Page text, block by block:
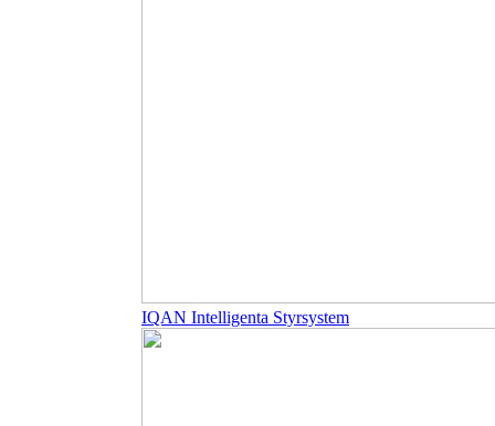
IQAN Intelligenta Styrsystem